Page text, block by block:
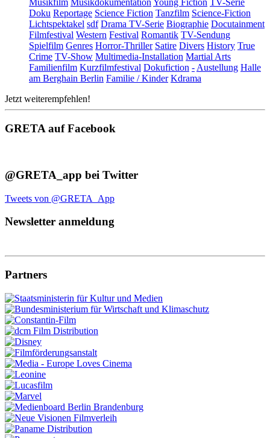
Doku Reportage Science Fiction Tanzfilm Science-Fiction
Lichtspektakel sdf Drama TV-Serie Biographie Docutainment
Filmfestival Western Festival Romantik TV-Sendung
Spielfilm Genres Horror-Thriller Satire Divers History True
Crime TV-Show Multimedia-Installation Martial Arts
Familienfilm Kurzfilmfestival Dokufiction - Austellung Halle
am Berghain Berlin Familie / Kinder Kdrama
Jetzt weiterempfehlen!
GRETA auf Facebook
@GRETA_app bei Twitter
Tweets von @GRETA_App
Newsletter anmeldung
Partners